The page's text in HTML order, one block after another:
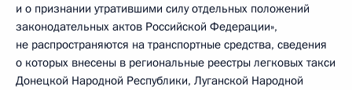
и о признании утратившими силу отдельных положений
законодательных актов Российской Федерации»,
не распространяются на транспортные средства, сведения
о которых внесены в региональные реестры легковых такси
Донецкой Народной Республики, Луганской Народной